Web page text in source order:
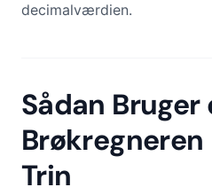
decimalværdien.
Sådan Bruger
Trin